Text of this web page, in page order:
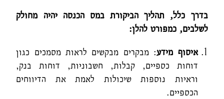
בדרך כלל, תהליך הביקורת במס הכנסה יהיה מחולק
לשלבים, כמפורט להלן:
איסוף מידע: מבקרים מבקשים לראות מסמכים כגון
דוחות כספיים, קבלות, חשבוניות, דוחות בנק,
וראיות נוספות שיכולות לאמת את הדיווחים
הכספיים.